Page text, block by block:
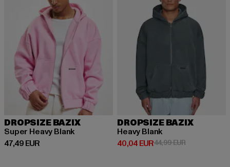
DROPSIZE BAZIX
Super Heavy Blank
47,49 EUR
Derzeitiger Preis: 47,49 EUR
DROPSIZE BAZIX
Heavy Blank
40,04 EUR
Derzeitiger Preis: 40,04 EUR
44,99 EURAktionspreis: